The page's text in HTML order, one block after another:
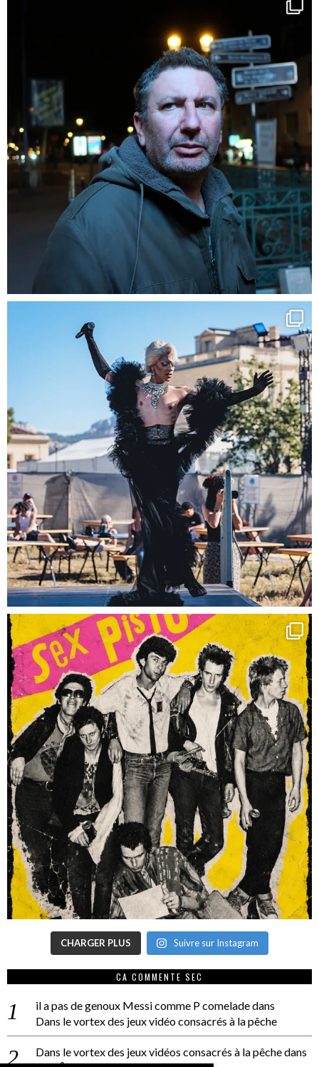
CHARGER PLUS Suivre sur Instagram
CA COMMENTE SEC
il a pas de genoux Messi comme P comeladedans
Dans le vortex des jeux vidéo consacrés à la pêche
Dans le vortex des jeux vidéos consacrés à la pêchedans